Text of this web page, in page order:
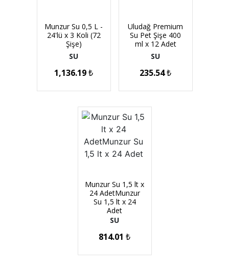
Munzur Su 0,5 L -
24'lü x 3 Koli (72
Şişe)
SU
1,136.19₺
Uludağ Premium
Su Pet Şişe 400
ml x 12 Adet
SU
235.54₺
Munzur Su 1,5 lt x
24 AdetMunzur
Su 1,5 lt x 24
Adet
SU
814.01 ₺